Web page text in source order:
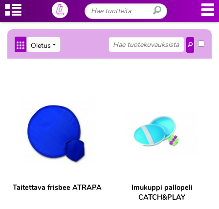
Taitettava frisbee ATRAPA
Imukuppi pallopeli
CATCH&PLAY